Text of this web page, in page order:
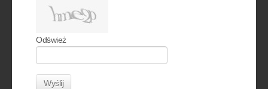
Odśwież
Wyślij